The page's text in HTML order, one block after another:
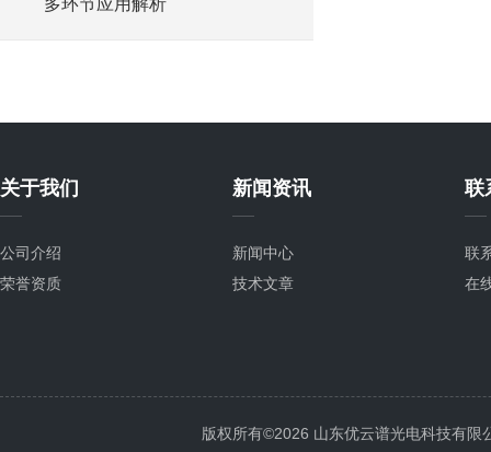
多环节应用解析
关于我们
公司介绍
荣誉资质
新闻资讯
新闻中心
技术文章
联
联
在
版权所有©2026 山东优云谱光电科技有